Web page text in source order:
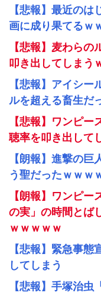
【悲報】最近の
画に成り果てるｗ
【悲報】麦わら
叩き出してしまう
【悲報】アイシ
ルを超える畜生だ
【悲報】ワンピ
聴率を叩き出して
【朗報】進撃の
う聖だったｗｗｗ
【朗報】ワンピ
の実」の時間とば
ｗｗｗｗｗ
【悲報】緊急事態
してしまう
【悲報】手塚治